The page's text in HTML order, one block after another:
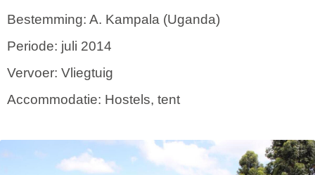
Bestemming: A. Kampala (Uganda)
Periode: juli 2014
Vervoer: Vliegtuig
Accommodatie: Hostels, tent